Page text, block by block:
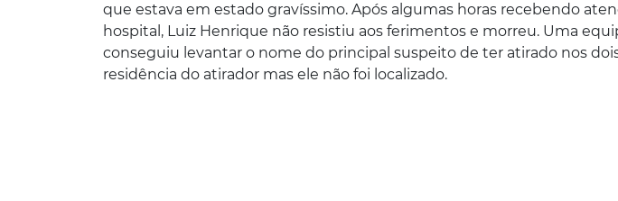
que estava em estado gravíssimo. Após algumas horas recebendo
hospital, Luiz Henrique não resistiu aos ferimentos e morreu. Uma
conseguiu levantar o nome do principal suspeito de ter atirado nos
residência do atirador mas ele não foi localizado.